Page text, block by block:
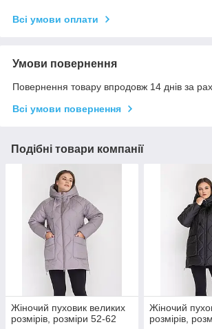
Всі умови оплати
Умови повернення
Повернення товару впродовж 14 днів за
Всі умови повернення
Подібні товари компанії
Жіночий пуховик великих
розмірів, розміри 52-62
Жіночий
розмірів,